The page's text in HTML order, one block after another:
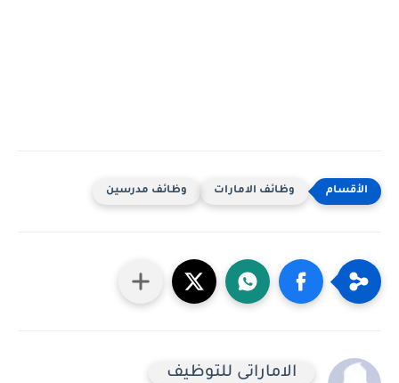
وظائف الامارات وظائف مدرسين
الاماراتى للتوظيف